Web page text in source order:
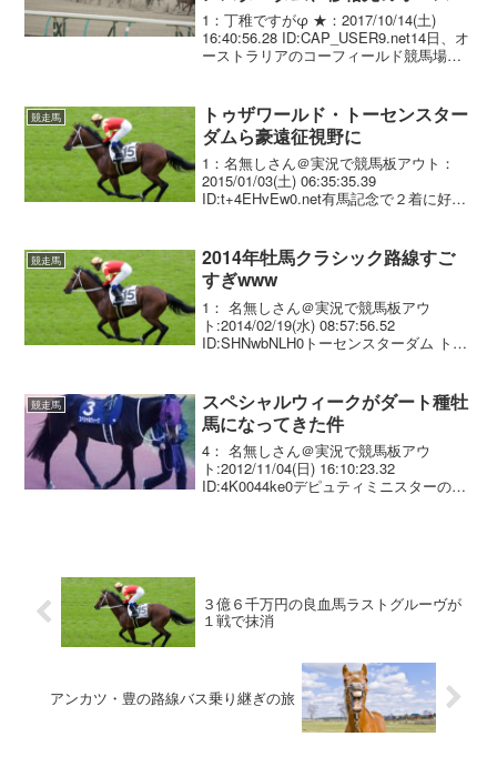
ラリアでG1初制覇 トップハン
デで快勝
1：丁稚ですがφ ★：2017/10/14(土)
16:40:56.28 ID:CAP_USER9.net14日、オ
ーストラリアのコーフィールド競馬場で
舎...
競走馬
トゥザワールド・トーセンスター
ダムら豪遠征視野に
1：名無しさん＠実況で競馬板アウト：
2015/01/03(土) 06:35:35.39
ID:t+4EHvEw0.net有馬記念で２着に好走
心を示していることが分かった...
競走馬
2014年牡馬クラシック路線すご
すぎwww
1： 名無しさん＠実況で競馬板アウ
ト:2014/02/19(水) 08:57:56.52
ID:SHNwbNLH0トーセンスターダム トゥ
サトノアラジン ヤマ...
競走馬
スペシャルウィークがダート種牡
馬になってきた件
4： 名無しさん＠実況で競馬板アウ
ト:2012/11/04(日) 16:10:23.32
ID:4K0044ke0デピュティミニスターの血
３億６千万円の良血馬ラストグルーヴが
１戦で抹消
アンカツ・豊の路線バス乗り継ぎの旅